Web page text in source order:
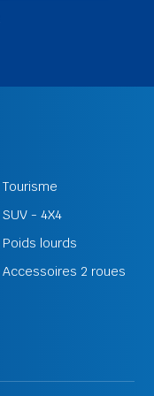
Tourisme
SUV - 4X4
Poids lourds
Accessoires 2 roues